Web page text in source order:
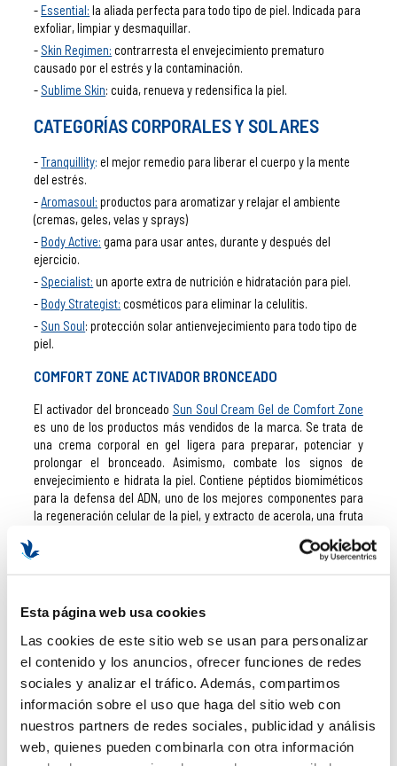
Esta página web usa cookies
Las cookies de este sitio web se usan para personalizar
el contenido y los anuncios, ofrecer funciones de redes
sociales y analizar el tráfico. Además, compartimos
información sobre el uso que haga del sitio web con
nuestros partners de redes sociales, publicidad y análisis
web, quienes pueden combinarla con otra información
Essential: la aliada perfecta para todo tipo de piel. Indicada para
exfoliar, limpiar y desmaquillar.
Skin Regimen: contrarresta el envejecimiento prematuro
causado por el estrés y la contaminación.
Sublime Skin: cuida, renueva y redensifica la piel.
CATEGORÍAS CORPORALES Y SOLARES
Tranquillity: el mejor remedio para liberar el cuerpo y la mente
del estrés.
Aromasoul: productos para aromatizar y relajar el ambiente
(cremas, geles, velas y sprays)
Body Active: gama para usar antes, durante y después del
ejercicio.
Specialist: un aporte extra de nutrición e hidratación para piel.
Body Strategist: cosméticos para eliminar la celulitis.
Sun Soul: protección solar antienvejecimiento para todo tipo de
piel.
COMFORT ZONE ACTIVADOR BRONCEADO
El activador del bronceado Sun Soul Cream Gel de Comfort Zone
es uno de los productos más vendidos de la marca. Se trata de
una crema corporal en gel ligera para preparar, potenciar y
prolongar el bronceado. Asimismo, combate los signos de
envejecimiento e hidrata la piel. Contiene péptidos biomiméticos
para la defensa del ADN, uno de los mejores componentes para
la regeneración celular de la piel, y extracto de acerola, una fruta
aspecto de la piel.
Body Strategist Peel Scrub es un gel de doble acción exfoliante,
química y mecánica. Acelera el proceso de renovación de las
células, eliminando las células muertas de la piel. Prepara la piel
para el verano y la renueva tras su paso. ¡Un exfoliante corporal
completísimo!
COMFORT ZONE SKIN REGIMEN LIFT EYE CREAM
Lift Eye Creames una crema antiarrugas para el contorno de